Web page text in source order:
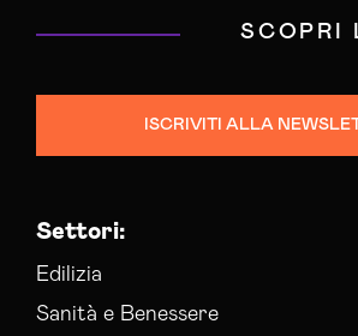
SCOPRI
ISCRIVITI ALLA
Settori:
Edilizia
Sanità e Benessere